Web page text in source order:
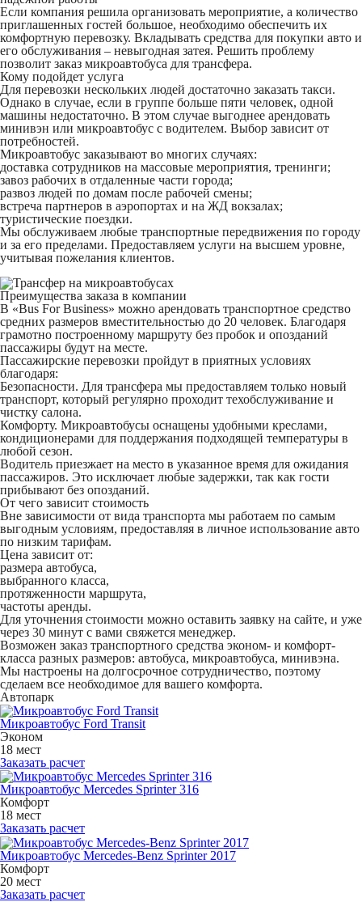
Если компания решила организовать мероприятие, а количество
приглашенных гостей большое, необходимо обеспечить их
комфортную перевозку. Вкладывать средства для покупки авто и
его обслуживания – невыгодная затея. Решить проблему
позволит заказ микроавтобуса для трансфера.
Кому подойдет услуга
Для перевозки нескольких людей достаточно заказать такси.
Однако в случае, если в группе больше пяти человек, одной
машины недостаточно. В этом случае выгоднее арендовать
минивэн или микроавтобус с водителем. Выбор зависит от
потребностей.
Микроавтобус заказывают во многих случаях:
доставка сотрудников на массовые мероприятия, тренинги;
завоз рабочих в отдаленные части города;
развоз людей по домам после рабочей смены;
встреча партнеров в аэропортах и на ЖД вокзалах;
туристические поездки.
Мы обслуживаем любые транспортные передвижения по городу
и за его пределами. Предоставляем услуги на высшем уровне,
учитывая пожелания клиентов.
Преимущества заказа в компании
В «Bus For Business» можно арендовать транспортное средство
средних размеров вместительностью до 20 человек. Благодаря
грамотно построенному маршруту без пробок и опозданий
пассажиры будут на месте.
Пассажирские перевозки пройдут в приятных условиях
благодаря:
Безопасности. Для трансфера мы предоставляем только новый
транспорт, который регулярно проходит техобслуживание и
чистку салона.
Комфорту. Микроавтобусы оснащены удобными креслами,
кондиционерами для поддержания подходящей температуры в
любой сезон.
Водитель приезжает на место в указанное время для ожидания
пассажиров. Это исключает любые задержки, так как гости
прибывают без опозданий.
От чего зависит стоимость
Вне зависимости от вида транспорта мы работаем по самым
выгодным условиям, предоставляя в личное использование авто
по низким тарифам.
Цена зависит от:
размера автобуса,
выбранного класса,
протяженности маршрута,
частоты аренды.
Для уточнения стоимости можно оставить заявку на сайте, и уже
через 30 минут с вами свяжется менеджер.
Возможен заказ транспортного средства эконом- и комфорт-
класса разных размеров: автобуса, микроавтобуса, минивэна.
Мы настроены на долгосрочное сотрудничество, поэтому
сделаем все необходимое для вашего комфорта.
Автопарк
Микроавтобус Ford Transit
Эконом
18 мест
Заказать расчет
Микроавтобус Mercedes Sprinter 316
Комфорт
18 мест
Заказать расчет
Микроавтобус Mercedes-Benz Sprinter 2017
Комфорт
20 мест
Заказать расчет